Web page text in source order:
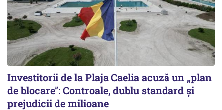
Investitorii de la Plaja Caelia acuză un „plan
de blocare”: Controale, dublu standard și
prejudicii de milioane